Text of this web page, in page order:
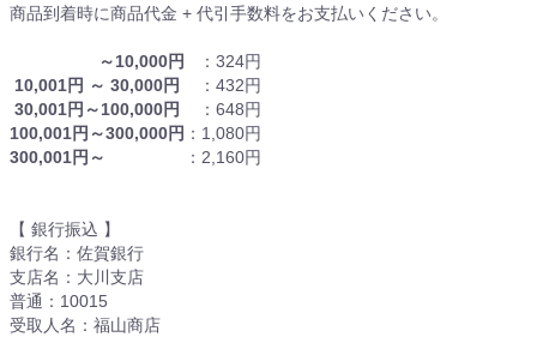
商品到着時に商品代金 + 代引手数料をお支払いください。
～10,000円
：324円
10,001円 ～ 30,000円
：432円
30,001円～100,000円
：648円
100,001円～300,000円 ：1,080円
300,001円～
：2,160円
【 銀行振込 】
銀行名：佐賀銀行
支店名：大川支店
普通：10015
受取人名：福山商店